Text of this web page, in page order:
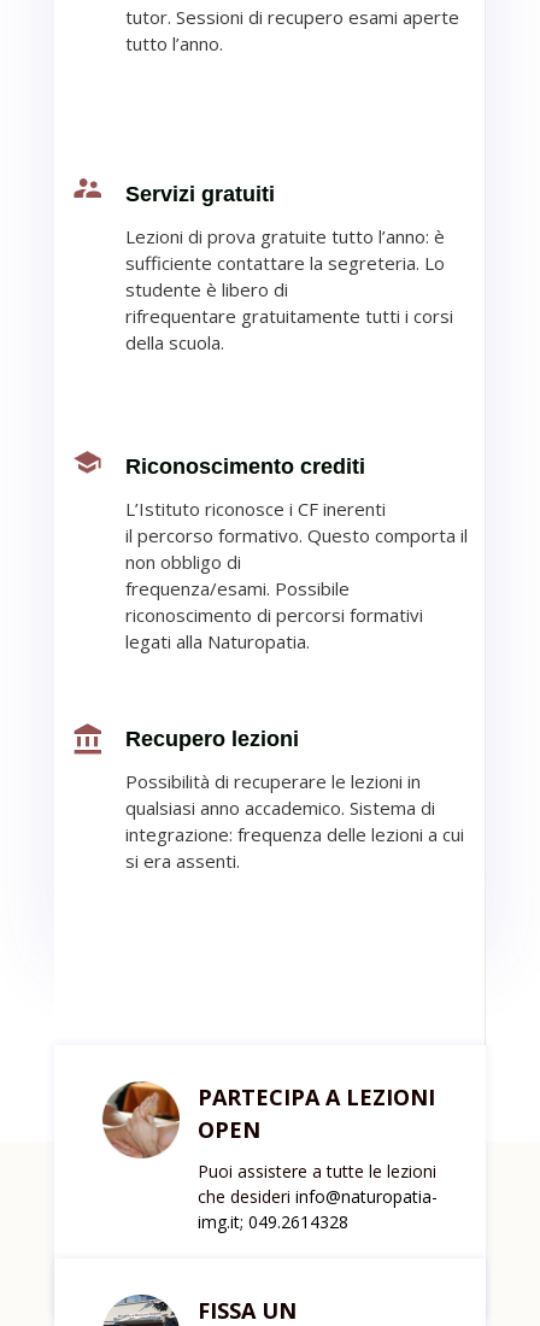
tutor. Sessioni di recupero esami aperte
tutto l’anno.
Servizi gratuiti
Lezioni di prova gratuite tutto l’anno: è
sufficiente contattare la segreteria. Lo
studente è libero di
rifrequentare gratuitamente tutti i corsi
della scuola.
Riconoscimento crediti
L’Istituto riconosce i CF inerenti
il percorso formativo. Questo comporta il
non obbligo di
frequenza/esami. Possibile
riconoscimento di percorsi formativi
legati alla Naturopatia.
Recupero lezioni
Possibilità di recuperare le lezioni in
qualsiasi anno accademico. Sistema di
integrazione: frequenza delle lezioni a cui
si era assenti.
PARTECIPA A LEZIONI
OPEN
Puoi assistere a tutte le lezioni
che desideri info@naturopatia-
img.it; 049.2614328
FISSA UN